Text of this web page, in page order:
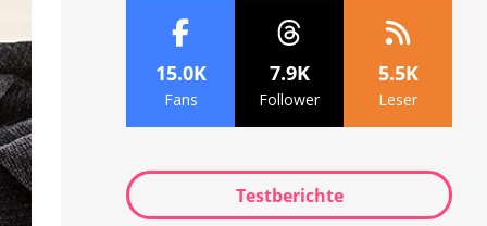
15.0K
Fans
7.9K
Follower
5.5K
Leser
Testberichte